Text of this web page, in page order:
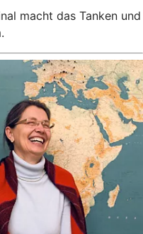
macht das Tanken und